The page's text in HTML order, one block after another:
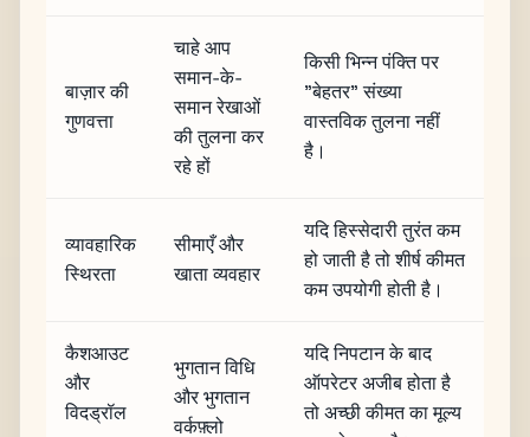
बाज़ार की
गुणवत्ता
चाहे आप
समान-के-
समान रेखाओं
की तुलना कर
रहे हों
किसी भिन्न पंक्ति पर
"बेहतर" संख्या
वास्तविक तुलना नहीं
है।
व्यावहारिक
स्थिरता
सीमाएँ और
खाता व्यवहार
यदि हिस्सेदारी तुरंत कम
हो जाती है तो शीर्ष कीमत
कम उपयोगी होती है।
कैशआउट
और
विदड्रॉल
भुगतान विधि
और भुगतान
वर्कफ़्लो
यदि निपटान के बाद
ऑपरेटर अजीब होता है
तो अच्छी कीमत का मूल्य